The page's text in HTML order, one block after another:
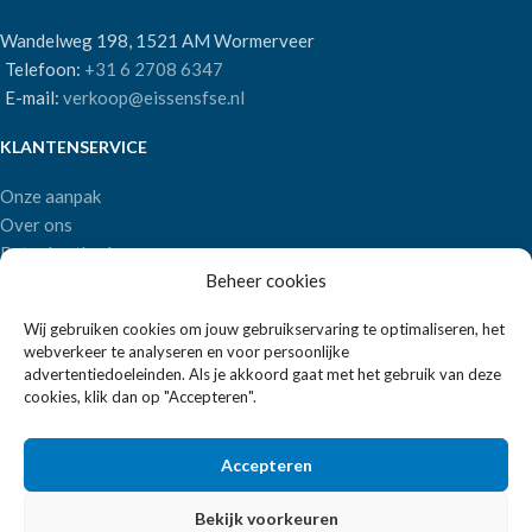
Beheer cookies
Wij gebruiken cookies om jouw gebruikservaring te optimaliseren, het
webverkeer te analyseren en voor persoonlijke
advertentiedoeleinden. Als je akkoord gaat met het gebruik van deze
cookies, klik dan op "Accepteren".
Accepteren
Bekijk voorkeuren
Wandelweg 198, 1521 AM Wormerveer
Telefoon: +31 6 2708 6347
E-mail: verkoop@eissensfse.nl
KLANTENSERVICE
Onze aanpak
Over ons
Betaalmethoden
POPULAIRE MERKEN
APS Germany
Bartscher
2026 ALLE RECHTEN VOORBEHOUDEN | REALISATIE: